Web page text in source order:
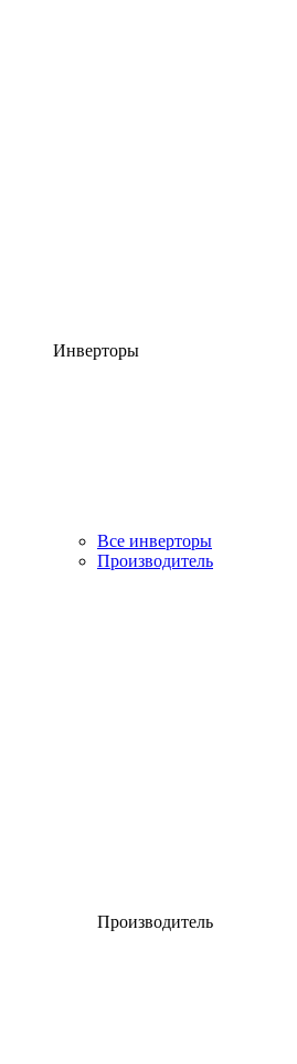
Инверторы
Все инверторы
Производитель
Производитель